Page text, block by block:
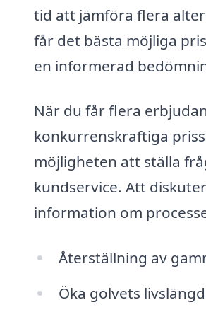
tid att jämföra flera
får det bästa möjliga
en informerad
När du får flera
konkurrenskraftiga
möjligheten att ställa
kundservice. Att
information om
Återställning av
Öka golvets